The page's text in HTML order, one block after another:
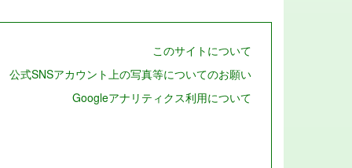
このサイトについて
公式SNSアカウント上の写真等についてのお願い
Googleアナリティクス利用について